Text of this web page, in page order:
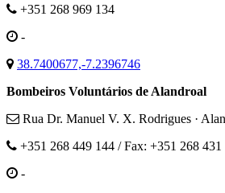
+351 268 969 134
-
38.7400677,-7.2396746
Bombeiros Voluntários de Alandroal
Rua Dr. Manuel V. X. Rodrigues ·
+351 268 449 144 / Fax: +351 268 431
-